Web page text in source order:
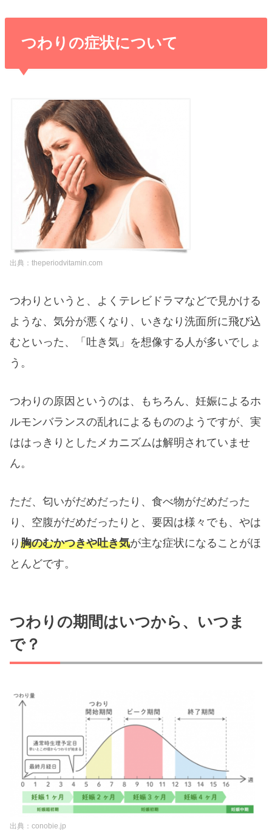
つわりの症状について
出典：theperiodvitamin.com
つわりというと、よくテレビドラマなどで見かける
ような、気分が悪くなり、いきなり洗面所に飛び込
むといった、「吐き気」を想像する人が多いでしょ
う。
つわりの原因というのは、もちろん、妊娠によるホ
ルモンバランスの乱れによるもののようですが、実
ははっきりとしたメカニズムは解明されていませ
ん。
ただ、匂いがだめだったり、食べ物がだめだった
り、空腹がだめだったりと、要因は様々でも、やは
り胸のむかつきや吐き気が主な症状になることがほ
とんどです。
つわりの期間はいつから、いつま
で？
出典：conobie.jp